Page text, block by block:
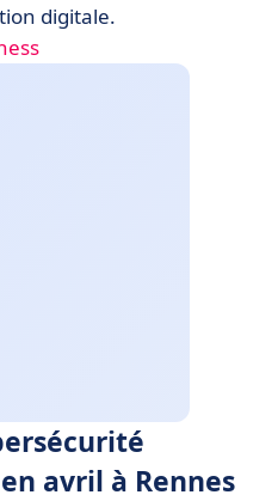
digitale.
avril à Rennes